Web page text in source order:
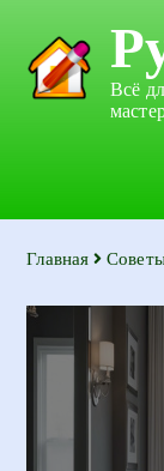
Всё
Главная